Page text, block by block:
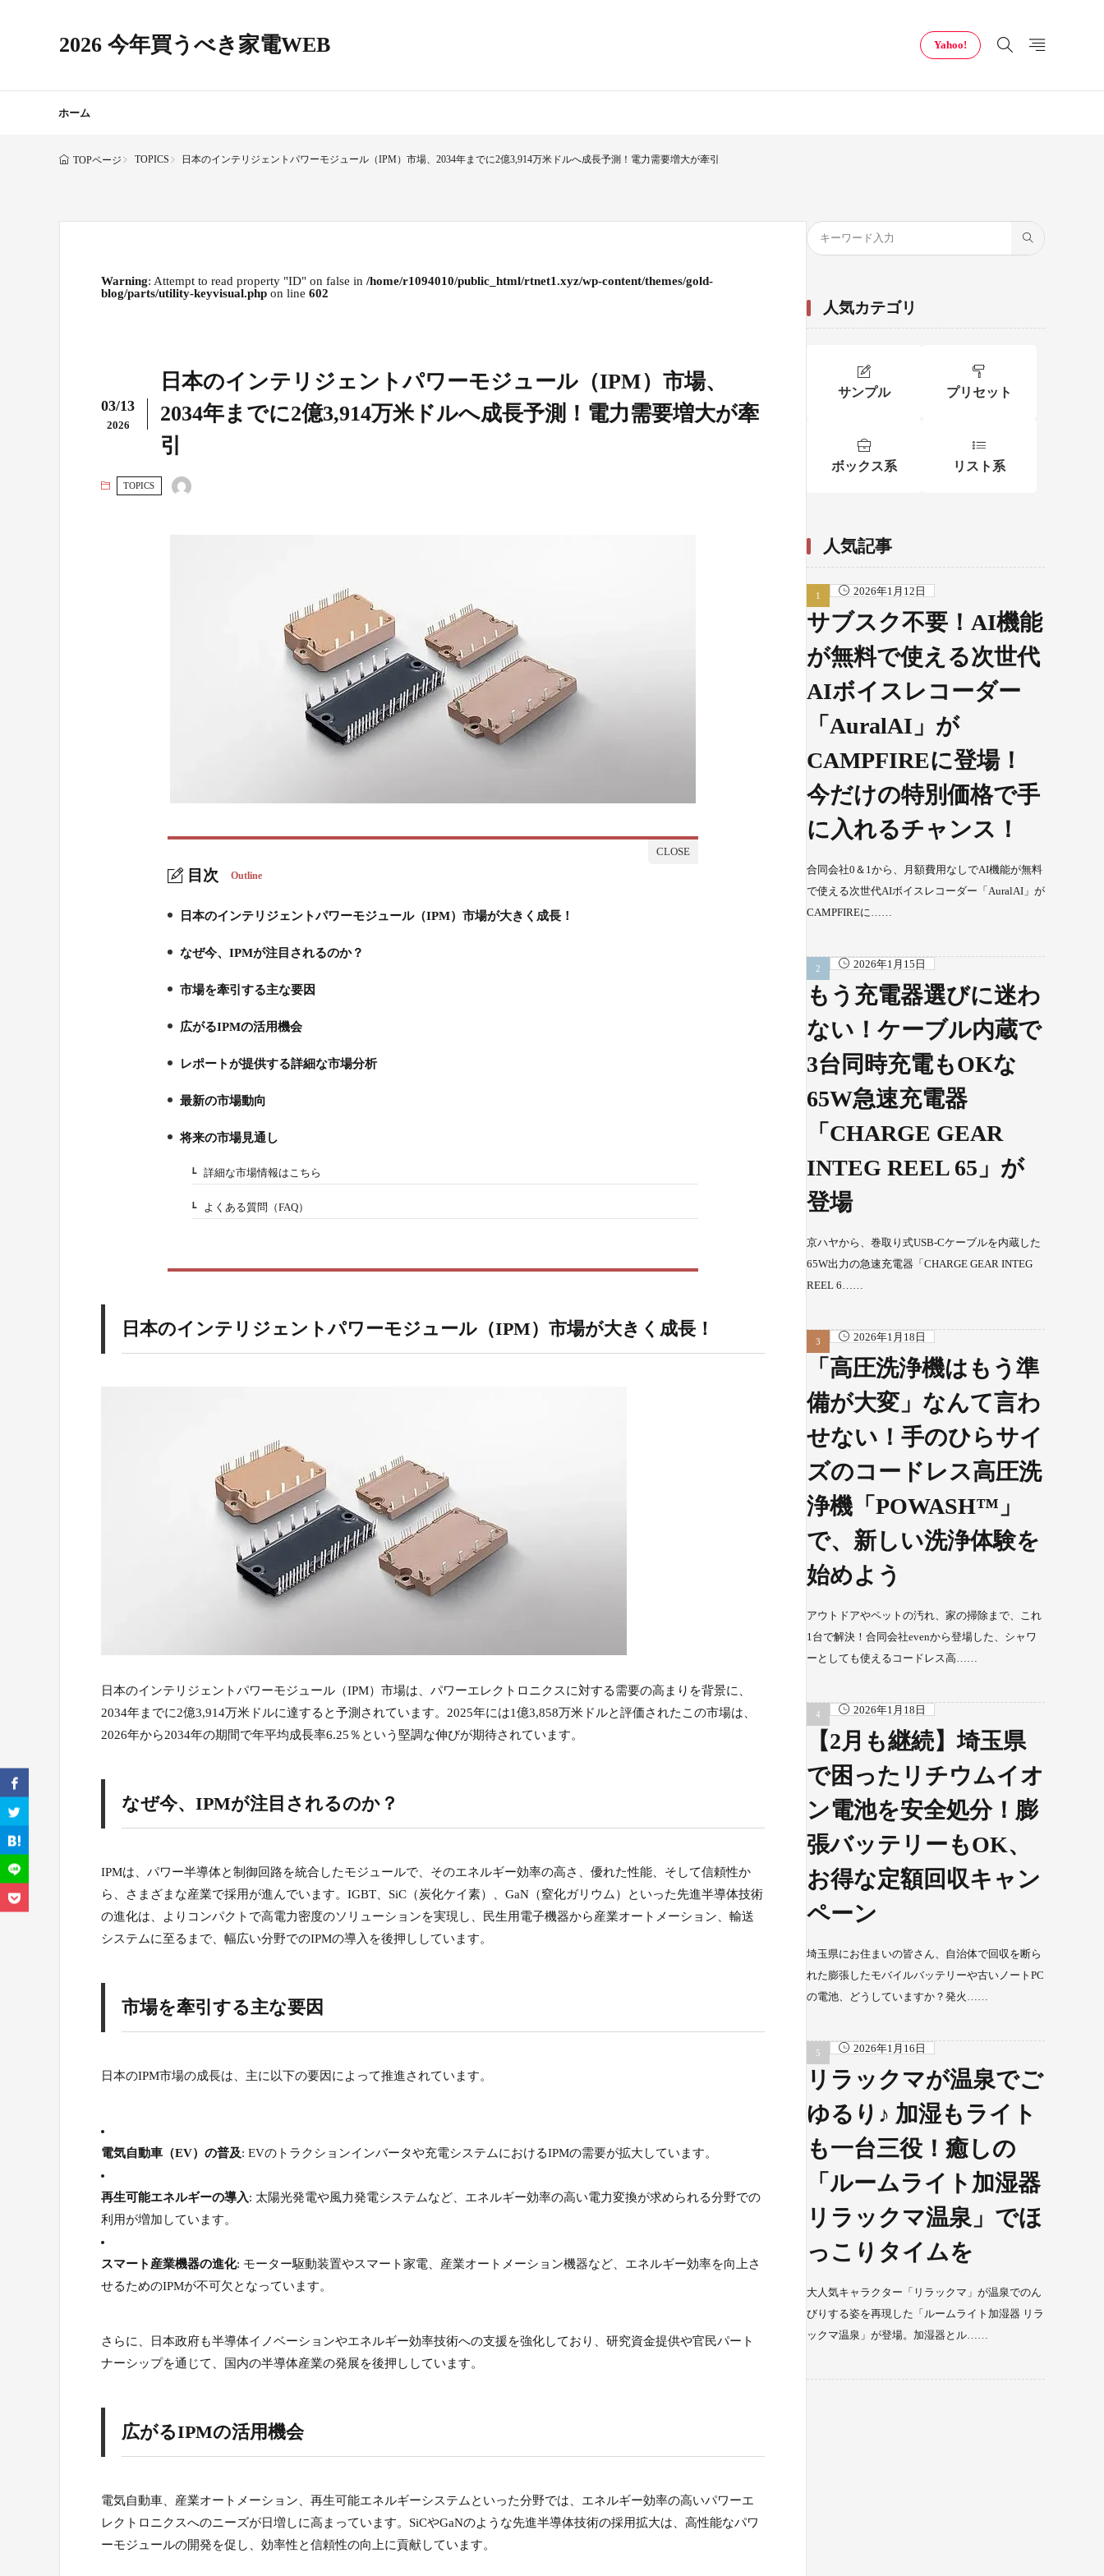
2026 今年買うべき家電WEB Yahoo!
ホーム
TOPページ TOPICS 日本のインテリジェントパワーモジュール（IPM）市場、2034年までに2億3,914万米ドルへ成長予測！電力需要増大が牽引
Warning: Attempt to read property "ID" on false in /home/r1094010/public_html/rtnet1.xyz/wp-content/themes/gold-
blog/parts/utility-keyvisual.php on line 602
03/13
2026
日本のインテリジェントパワーモジュール（IPM）市場、
2034年までに2億3,914万米ドルへ成長予測！電力需要増大が牽
引
TOPICS
目次 Outline
1.
日本のインテリジェントパワーモジュール（IPM）市場が大きく成長！
なぜ今、IPMが注目されるのか？
3.
市場を牽引する主な要因
4.
広がるIPMの活用機会
5.
レポートが提供する詳細な市場分析
6.
最新の市場動向
将来の市場見通し
7-1.詳細な市場情報はこちら
7-2.よくある質問（FAQ）
日本のインテリジェントパワーモジュール（IPM）市場が大きく成長！
日本のインテリジェントパワーモジュール（IPM）市場は、パワーエレクトロニクスに対する需要の高まりを背景に、
2034年までに2億3,914万米ドルに達すると予測されています。2025年には1億3,858万米ドルと評価されたこの市場は、
2026年から2034年の期間で年平均成長率6.25％という堅調な伸びが期待されています。
なぜ今、IPMが注目されるのか？
IPMは、パワー半導体と制御回路を統合したモジュールで、そのエネルギー効率の高さ、優れた性能、そして信頼性か
ら、さまざまな産業で採用が進んでいます。IGBT、SiC（炭化ケイ素）、GaN（窒化ガリウム）といった先進半導体技術
の進化は、よりコンパクトで高電力密度のソリューションを実現し、民生用電子機器から産業オートメーション、輸送
システムに至るまで、幅広い分野でのIPMの導入を後押ししています。
市場を牽引する主な要因
日本のIPM市場の成長は、主に以下の要因によって推進されています。
電気自動車（EV）の普及: EVのトラクションインバータや充電システムにおけるIPMの需要が拡大しています。
再生可能エネルギーの導入: 太陽光発電や風力発電システムなど、エネルギー効率の高い電力変換が求められる分野での
利用が増加しています。
スマート産業機器の進化: モーター駆動装置やスマート家電、産業オートメーション機器など、エネルギー効率を向上さ
せるためのIPMが不可欠となっています。
さらに、日本政府も半導体イノベーションやエネルギー効率技術への支援を強化しており、研究資金提供や官民パート
ナーシップを通じて、国内の半導体産業の発展を後押ししています。
広がるIPMの活用機会
電気自動車、産業オートメーション、再生可能エネルギーシステムといった分野では、エネルギー効率の高いパワーエ
レクトロニクスへのニーズが日増しに高まっています。SiCやGaNのような先進半導体技術の採用拡大は、高性能なパワ
ーモジュールの開発を促し、効率性と信頼性の向上に貢献しています。
人気カテゴリ
サンプル プリセット
ボックス系 リスト系
人気記事
2026年1月12日
サブスク不要！AI機能
が無料で使える次世代
AIボイスレコーダー
「AuralAI」が
CAMPFIREに登場！
今だけの特別価格で手
に入れるチャンス！
合同会社0＆1から、月額費用なしでAI機能が無料
で使える次世代AIボイスレコーダー「AuralAI」が
CAMPFIREに……
2026年1月15日
もう充電器選びに迷わ
ない！ケーブル内蔵で
3台同時充電もOKな
65W急速充電器
「CHARGE GEAR
INTEG REEL 65」が
登場
京ハヤから、巻取り式USB-Cケーブルを内蔵した
65W出力の急速充電器「CHARGE GEAR INTEG
REEL 6……
2026年1月18日
「高圧洗浄機はもう準
備が大変」なんて言わ
せない！手のひらサイ
ズのコードレス高圧洗
浄機「POWASH™」
で、新しい洗浄体験を
始めよう
アウトドアやペットの汚れ、家の掃除まで、これ
1台で解決！合同会社evenから登場した、シャワ
ーとしても使えるコードレス高……
2026年1月18日
【2月も継続】埼玉県
で困ったリチウムイオ
ン電池を安全処分！膨
張バッテリーもOK、
お得な定額回収キャン
ペーン
埼玉県にお住まいの皆さん、自治体で回収を断ら
れた膨張したモバイルバッテリーや古いノートPC
の電池、どうしていますか？発火……
2026年1月16日
リラックマが温泉でご
ゆるり♪ 加湿もライト
も一台三役！癒しの
「ルームライト加湿器
リラックマ温泉」でほ
っこりタイムを
大人気キャラクター「リラックマ」が温泉でのん
びりする姿を再現した「ルームライト加湿器 リラ
ックマ温泉」が登場。加湿器とル……